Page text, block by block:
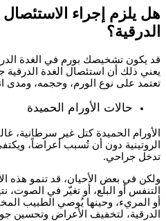
هل يلزم إجراء
الدرقية؟
قد يكون تشخيصك بورم في الغدة
يعني ذلك أن
استئصال الغدة الدرقية
تعتمد على نوع الورم، وحجمه، ومدى
حالات الأورام الحميدة
الأورام الحميدة كتل غير سرطانية،
الروتينية دون أن تُسبب أعراضاً،
تدخل جراحي.
ولكن في بعض الأحيان، قد تنمو هذه
التنفس أو البلع، أو تغيّر في الصوت،
أو المريء، وحينها يُوصي الطبيب
الدرقية، لتخفيف الأعراض وتحسين